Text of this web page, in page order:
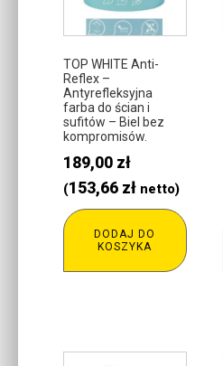
TOP WHITE Anti-
Reflex –
Antyrefleksyjna
farba do ścian i
sufitów – Biel bez
kompromisów.
189,00 zł
(153,66 zł netto)
DODAJ DO
KOSZYKA